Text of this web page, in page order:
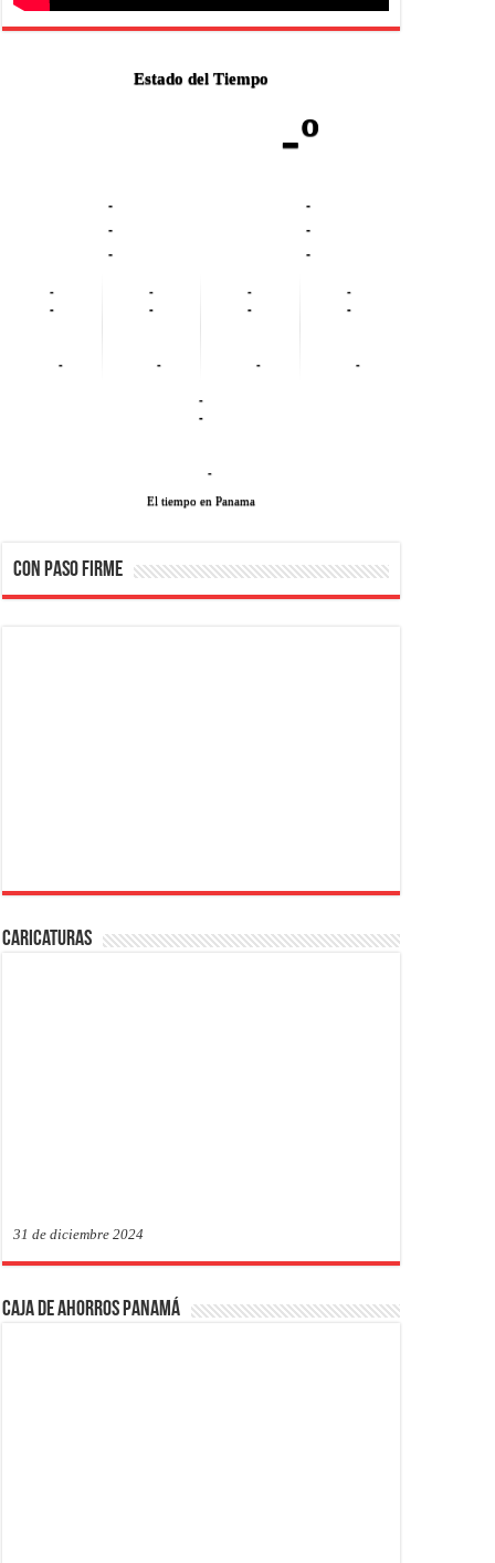
Estado del Tiempo
-º
-
-
-
-
-
-
-
-
-
-
-
-
-
-
-
-
-
-
-
-
-
El tiempo en Panama
CON PASO FIRME
Caricaturas
31 de diciembre 2024
Caja de Ahorros Panamá